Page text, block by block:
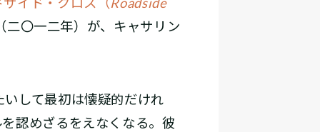
〇一二年）が、キャサリン
して最初は懐疑的だけれ
認めざるをえなくなる。彼